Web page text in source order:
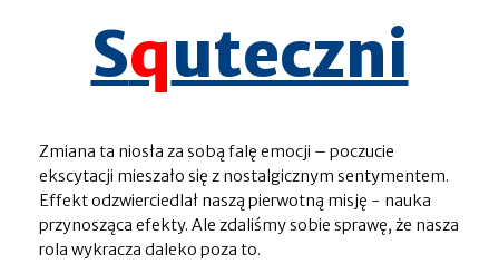
Squteczni
Zmiana ta niosła za sobą falę emocji – poczucie
ekscytacji mieszało się z nostalgicznym sentymentem.
Effekt odzwierciedlał naszą pierwotną misję - nauka
przynosząca efekty. Ale zdaliśmy sobie sprawę, że nasza
rola wykracza daleko poza to.